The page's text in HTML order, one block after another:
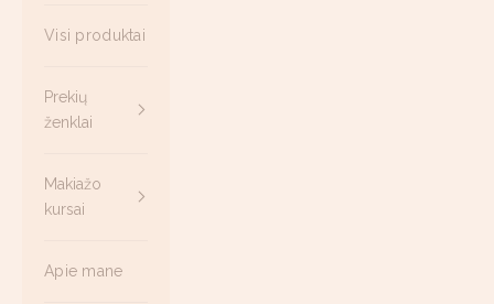
Visi produktai
Prekių
ženklai
Makiažo
kursai
Apie mane